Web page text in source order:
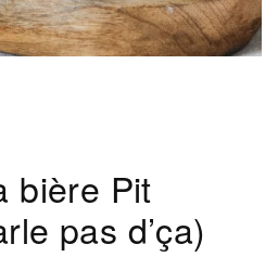
bière Pit
pas d’ça)